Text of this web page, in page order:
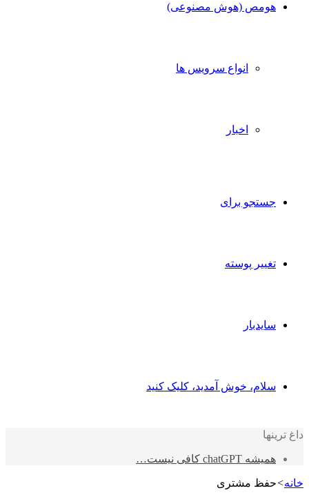
هومص (هوش مصنوعی)
انواع سرویس ها
اخبار
جستجو برای
تغییر پوسته
سایدبار
سلام، خوش آمدید، کلیک کنید
داغ ترینها
همیشه chatGPT کافی نیست…
خانه>حفظ مشتری